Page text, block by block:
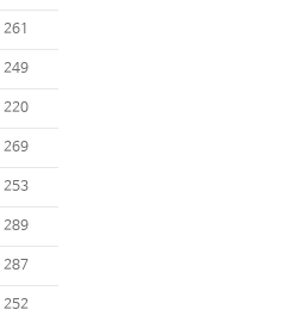
261
249
220
269
253
289
287
252